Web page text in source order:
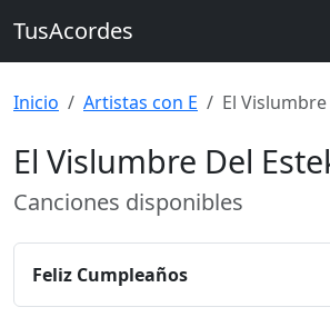
TusAcordes
Inicio Artistas con E El
El Vislumbre Del
Canciones disponibles
Feliz Cumpleaños